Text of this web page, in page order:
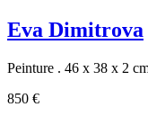
Eva Dimitrova
Peinture . 46 x 38 x 2
850 €